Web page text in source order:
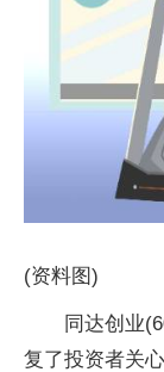
(资料图)
同达创业
复了投资者关心